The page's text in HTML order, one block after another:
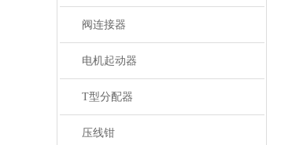
阀连接器
电机起动器
T型分配器
压线钳